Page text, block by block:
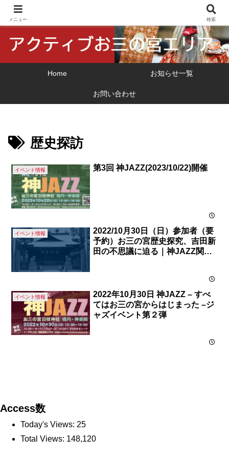
横浜市 関外・お三の宮地区の地域振興
Home お知らせ一覧
お問い合わせ
歴史探訪
イベント情報 第3回 神JAZZ(2023/10/22)開催
イベント情報
2022/10月30日（日）参加者（要
予約）お三の宮歴史探究、吉田新
田の不思議に迫る｜神JAZZ関連
イベント情報
2022年10月30日 神JAZZ – すべ
てはお三の宮からはじまった –ジ
ャズイベント第２弾
Access数
Today's Views: 25
Total Views: 148,120
メニュー 検索